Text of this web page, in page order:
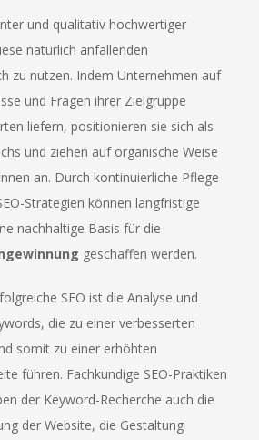
und qualitativ hochwertiger
natürlich anfallenden
zu nutzen. Indem Unternehmen auf
und Fragen ihrer Zielgruppe
liefern, positionieren sie sich als
und ziehen auf organische Weise
an. Durch kontinuierliche Pflege
Strategien können langfristige
nachhaltige Basis für die
geschaffen werden.
SEO ist die Analyse und
die zu einer verbesserten
somit zu einer erhöhten
führen. Fachkundige SEO-Praktiken
der Keyword-Recherche auch die
der Website, die Gestaltung